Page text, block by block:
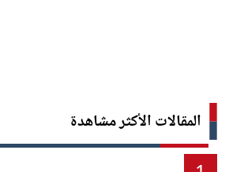
المقالات الأكثر مشاهدة